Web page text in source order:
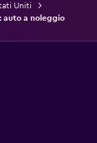
Uniti
auto a noleggio